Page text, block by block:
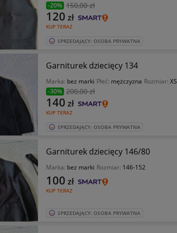
-20% 150,00 zł
KUP TERAZ
120 zł
SPRZEDAJĄCY: OSOBA PRYWATNA
Garniturek dziecięcy 134
Marka: bez marki Płeć: mężczyzna Rozmiar: XS
-30% 200,00 zł
KUP TERAZ
140 zł
SPRZEDAJĄCY: OSOBA PRYWATNA
Garniturek dziecięcy 146/80
Marka: bez marki Rozmiar: 146-152
KUP TERAZ
100 zł
SPRZEDAJĄCY: OSOBA PRYWATNA